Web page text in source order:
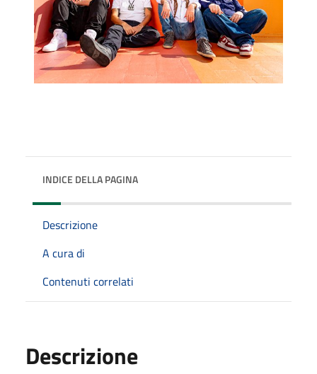
INDICE DELLA PAGINA
Descrizione
A cura di
Contenuti correlati
Descrizione